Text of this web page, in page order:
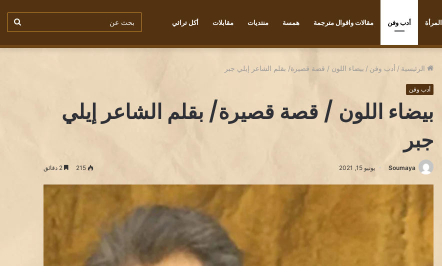
المرأة أدب وفن مقالات واقوال مترجمة همسة منتديات مقابلات أكل تراثي بحث
الرئيسية / أدب وفن / بيضاء اللون / قصة قصيرة/ بقلم الشاعر إيلي جبر
أدب وفن
بيضاء اللون / قصة قصيرة/ بقلم الشاعر إيلي
جبر
Soumaya يونيو 15, 2021 215